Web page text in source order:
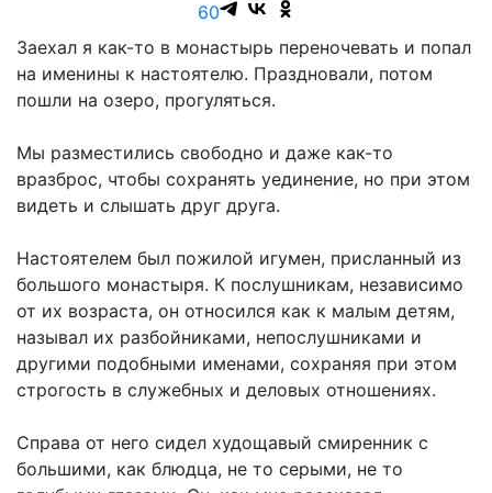
60
Заехал я как-то в монастырь переночевать и попал
на именины к настоятелю. Праздновали, потом
пошли на озеро, прогуляться.
Мы разместились свободно и даже как-то
вразброс, чтобы сохранять уединение, но при этом
видеть и слышать друг друга.
Настоятелем был пожилой игумен, присланный из
большого монастыря. К послушникам, независимо
от их возраста, он относился как к малым детям,
называл их разбойниками, непослушниками и
другими подобными именами, сохраняя при этом
строгость в служебных и деловых отношениях.
Справа от него сидел худощавый смиренник с
большими, как блюдца, не то серыми, не то